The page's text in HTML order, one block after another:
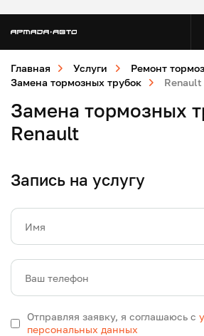
Главная Услуги
Ремонт
Замена тормозных трубок
Renault
Замена тормозных
Renault
Запись на услугу
Имя
Ваш телефон
Отправляя заявку, я соглашаюсь с
персональных данных